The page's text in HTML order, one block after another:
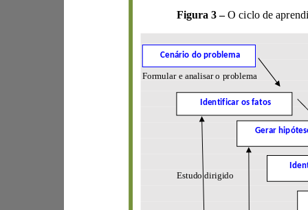
Figura 3 – O
Formular e analisar o problema
Estudo dirigido
Identificar os fatos
Cenário do problema